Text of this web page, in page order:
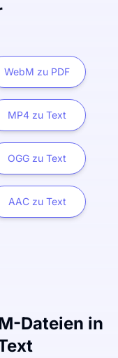
WebM zu PDF
MP4 zu Text
OGG zu Text
AAC zu Text
Dateien in